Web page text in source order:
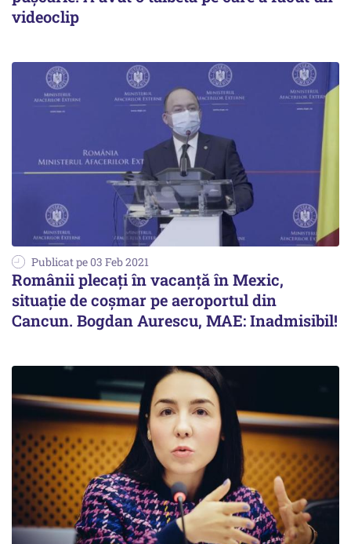
videoclip
Publicat pe 03 Feb 2021
Românii plecați în vacanță în Mexic,
situație de coșmar pe aeroportul din
Cancun. Bogdan Aurescu, MAE: Inadmisibil!